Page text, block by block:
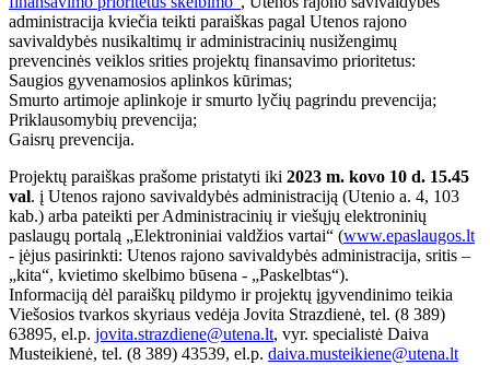
administracija kviečia teikti paraiškas pagal Utenos rajono
savivaldybės nusikaltimų ir administracinių nusižengimų
prevencinės veiklos srities projektų finansavimo prioritetus:
Saugios gyvenamosios aplinkos kūrimas;
Smurto artimoje aplinkoje ir smurto lyčių pagrindu prevencija;
Priklausomybių prevencija;
Gaisrų prevencija.
Projektų paraiškas prašome pristatyti iki 2023 m. kovo 10 d. 15.45
val. į Utenos rajono savivaldybės administraciją (Utenio a. 4, 103
kab.) arba pateikti per Administracinių ir viešųjų elektroninių
paslaugų portalą „Elektroniniai valdžios vartai“ (www.epaslaugos.lt
- įėjus pasirinkti: Utenos rajono savivaldybės administracija, sritis –
„kita“, kvietimo skelbimo būsena - „Paskelbtas“).
Informaciją dėl paraiškų pildymo ir projektų įgyvendinimo teikia
Viešosios tvarkos skyriaus vedėja Jovita Strazdienė, tel. (8 389)
63895, el.p. jovita.strazdiene@utena.lt, vyr. specialistė Daiva
Musteikienė, tel. (8 389) 43539, el.p. daiva.musteikiene@utena.lt